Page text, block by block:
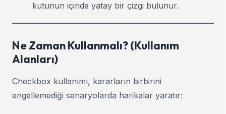
kutunun içinde yatay bir çizgi bulunur.
Ne Zaman Kullanmalı? (Kullanım
Alanları)
Checkbox kullanımı, kararların birbirini
engellemediği senaryolarda harikalar yaratır: